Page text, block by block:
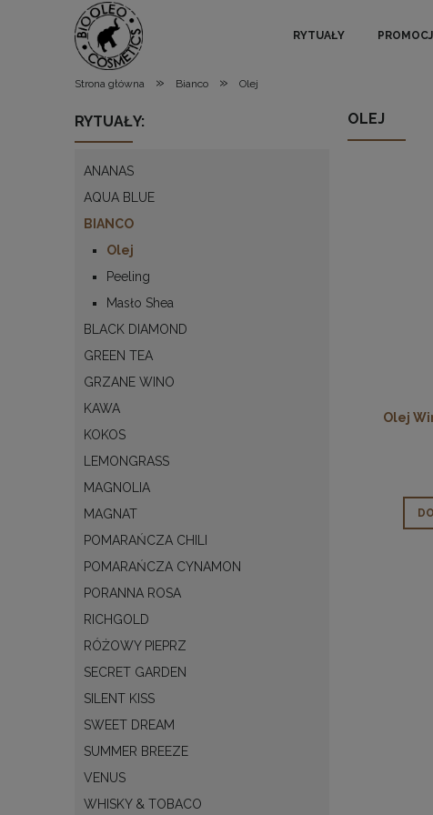
RYTUAŁY
Strona główna » Bianco » Olej
RYTUAŁY:
ANANAS
AQUA BLUE
BIANCO
Olej
Peeling
Masło Shea
BLACK DIAMOND
GREEN TEA
GRZANE WINO
KAWA
KOKOS
LEMONGRASS
MAGNOLIA
MAGNAT
POMARAŃCZA CHILI
POMARAŃCZA CYNAMON
PORANNA ROSA
RICHGOLD
RÓŻOWY PIEPRZ
SECRET GARDEN
SILENT KISS
SWEET DREAM
SUMMER BREEZE
VENUS
WHISKY & TOBACO
OLEJ
Olej